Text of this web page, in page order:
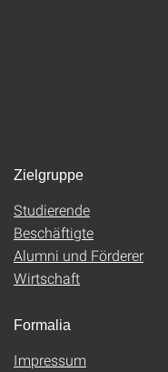
Zielgruppe
Studierende
Beschäftigte
Alumni und Förderer
Wirtschaft
Formalia
Impressum